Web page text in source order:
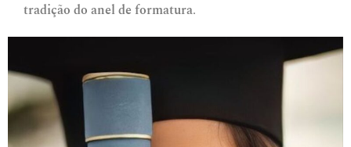
tradição do anel de formatura.